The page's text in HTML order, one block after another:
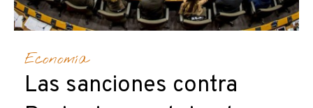
Economía
Las sanciones contra